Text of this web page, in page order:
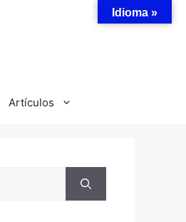
Artículos
Idioma »